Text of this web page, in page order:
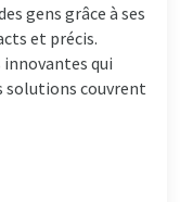
gens grâce à ses
et précis.
qui
solutions couvrent